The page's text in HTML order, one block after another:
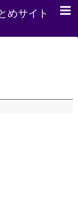
めサイト